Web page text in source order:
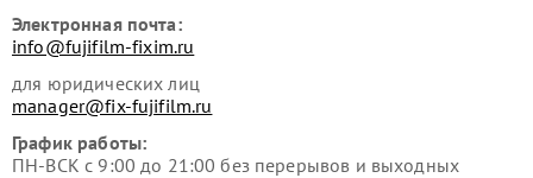
Электронная почта:
info@fujifilm-fixim.ru
для юридических лиц
manager@fix-fujifilm.ru
График работы:
ПН-ВСК с 9:00 до 21:00 без перерывов и выходных